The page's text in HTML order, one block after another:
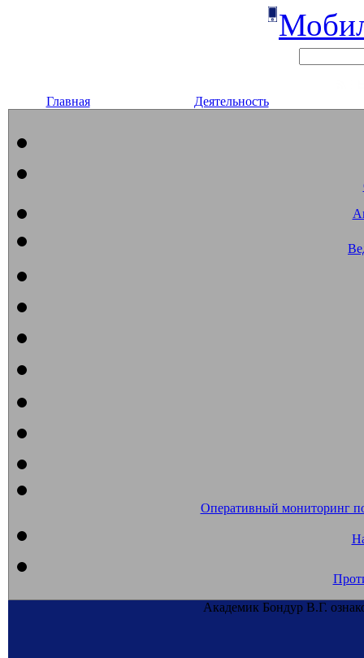
Главная Деятельность
Оперативный мониторинг
Академик Бондур В.Г.